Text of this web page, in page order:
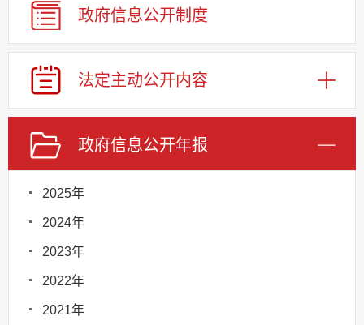
政府信息公开制度
法定主动公开内容
政府信息公开年报
2025年
2024年
2023年
2022年
2021年